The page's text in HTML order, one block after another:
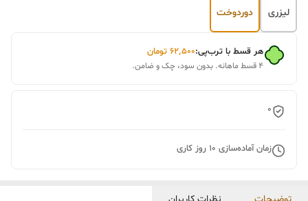
لیزری دوردوخت
هر قسط با ترب‌پی:۶۲٬۵۰۰ تومان
۴ قسط ماهانه. بدون سود، چک و ضامن.
0
زمان آماده‌سازی 10 روز کاری